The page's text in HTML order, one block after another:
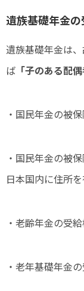
遺族基礎年金
遺族基礎年金は
ば 「子のある配偶
・国民年金の被
・国民年金の被
日本国内に住所
・老齢年金の受
・老年基礎年金